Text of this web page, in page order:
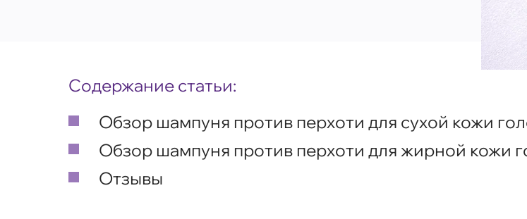
Содержание статьи:
Обзор шампуня против перхоти для сухой кожи
Обзор шампуня против перхоти для жирной кожи
Отзывы